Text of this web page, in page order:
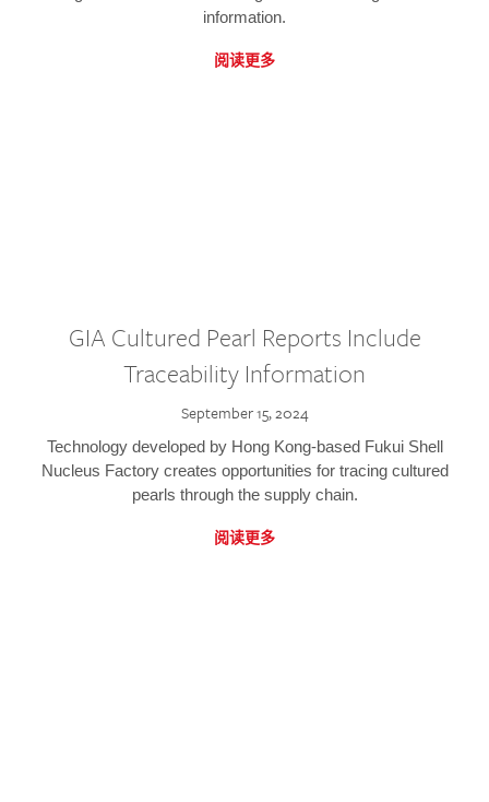
information.
阅读更多
GIA Cultured Pearl Reports Include
Traceability Information
September 15, 2024
Technology developed by Hong Kong-based Fukui Shell
Nucleus Factory creates opportunities for tracing cultured
pearls through the supply chain.
阅读更多